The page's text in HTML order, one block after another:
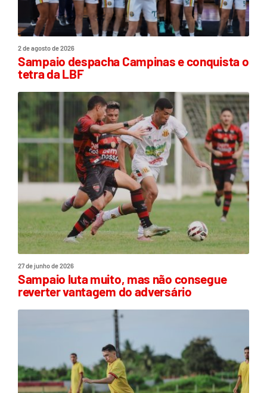
2 de agosto de 2026
Sampaio despacha Campinas e conquista o
tetra da LBF
27 de junho de 2026
Sampaio luta muito, mas não consegue
reverter vantagem do adversário